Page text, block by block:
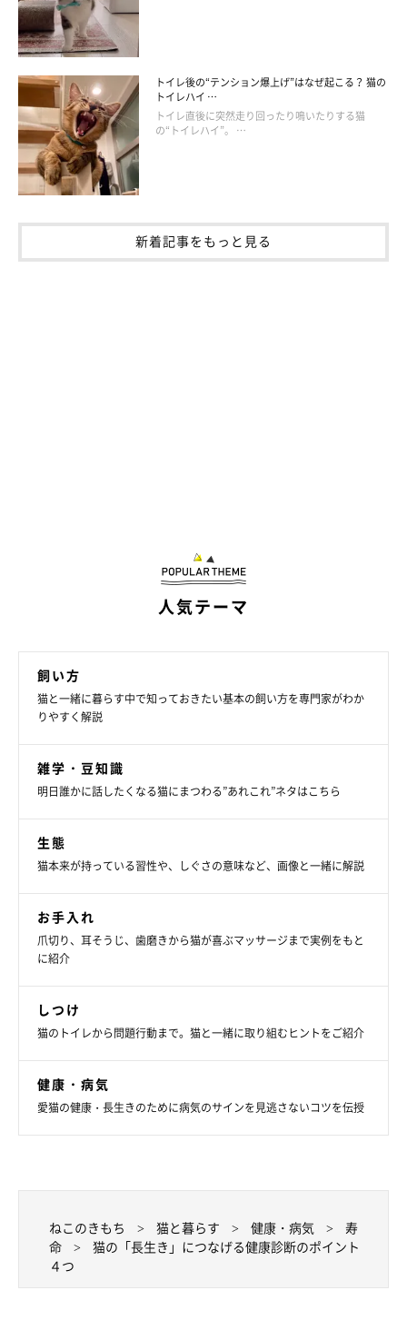
ポイント④ 健康管理についても相談してお
く
ねこのきもち投稿写真ギャラリー
愛猫が病気にかかるリスクは、自宅での健康管理で軽減できま
す。健康診断を受ける際には、食事や排せつ物などの健康管理法
についても聞いておきましょう。聞きたいことをあらかじめメモ
しておいたり、気になる症状がある場合は写真や動画を撮って見
せたりすると、スムーズに相談できます。
聞いておきたいこんなこと
「何を相談すればいいの？」と思った飼い主さんもいるでしょ
トイレ後の“テンション爆上げ”はなぜ起こる？ 猫の
トイレハイ …
トイレ直後に突然走り回ったり鳴いたりする猫
の“トイレハイ”。 …
新着記事をもっと見る
人気テーマ
飼い方
猫と一緒に暮らす中で知っておきたい基本の飼い方を専門家がわか
りやすく解説
雑学・豆知識
明日誰かに話したくなる猫にまつわる”あれこれ”ネタはこちら
生態
猫本来が持っている習性や、しぐさの意味など、画像と一緒に解説
お手入れ
爪切り、耳そうじ、歯磨きから猫が喜ぶマッサージまで実例をもと
に紹介
しつけ
猫のトイレから問題行動まで。猫と一緒に取り組むヒントをご紹介
健康・病気
愛猫の健康・長生きのために病気のサインを見逃さないコツを伝授
ねこのきもち 猫と暮らす 健康・病気
寿
命
猫の「長生き」につなげる健康診断のポイント
４つ